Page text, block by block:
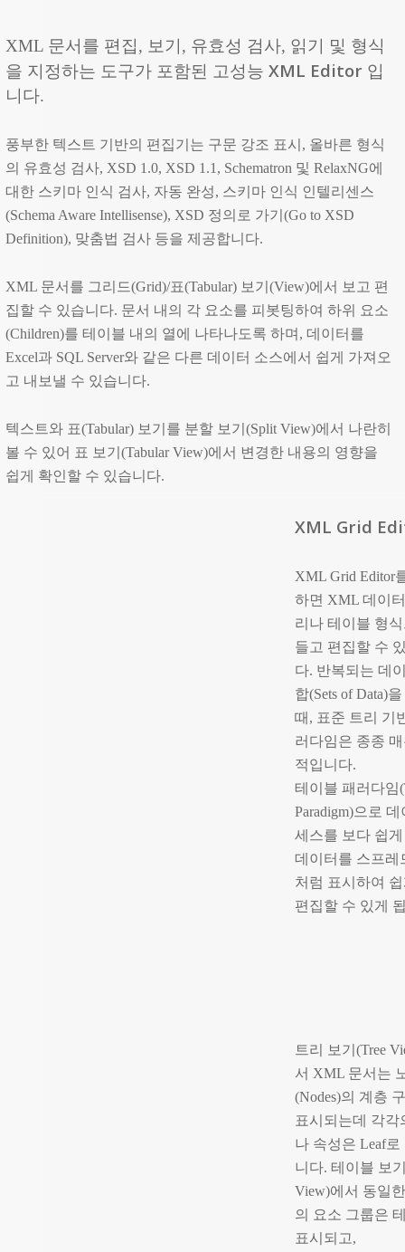
XML 문서를 편집, 보기, 유효성 검사, 읽기 및 형식
을 지정하는 도구가 포함된 고성능XML Editor 입
니다.
풍부한 텍스트 기반의 편집기는 구문 강조 표시, 올바른 형식
의 유효성 검사, XSD 1.0, XSD 1.1, Schematron 및 RelaxNG에
대한 스키마 인식 검사, 자동 완성, 스키마 인식 인텔리센스
(Schema Aware Intellisense), XSD 정의로 가기(Go to XSD
Definition), 맞춤법 검사 등을 제공합니다.
XML 문서를 그리드(Grid)/표(Tabular) 보기(View)에서 보고 편
집할 수 있습니다. 문서 내의 각 요소를 피봇팅하여 하위 요소
(Children)를 테이블 내의 열에 나타나도록 하며, 데이터를
Excel과 SQL Server와 같은 다른 데이터 소스에서 쉽게 가져오
고 내보낼 수 있습니다.
텍스트와 표(Tabular) 보기를 분할 보기(Split View)에서 나란히
볼 수 있어 표 보기(Tabular View)에서 변경한 내용의 영향을
쉽게 확인할 수 있습니다.
XML Grid
XML Grid Editor
하면 XML 데이
리나 테이블 형
들고 편집할 수
다. 반복되는 데
합(Sets of Data)
때, 표준 트리 기
러다임은 종종
적입니다.
테이블 패러다임
Paradigm)으로
세스를 보다 쉽
데이터를 스프레
처럼 표시하여
편집할 수 있게
트리 보기(Tree
서 XML 문서는
(Nodes)의 계층
표시되는데 각각
나 속성은 Leaf로
니다. 테이블 보
View)에서 동일
의 요소 그룹은
표시되고,